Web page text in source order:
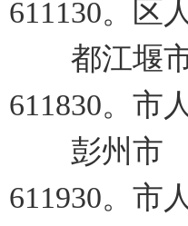
611130。区
都江堰市
611830。市
彭州市
611930。市